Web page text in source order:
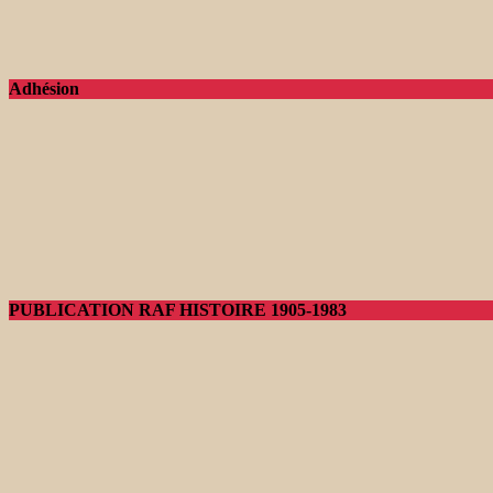
Adhésion
PUBLICATION RAF HISTOIRE 1905-1983